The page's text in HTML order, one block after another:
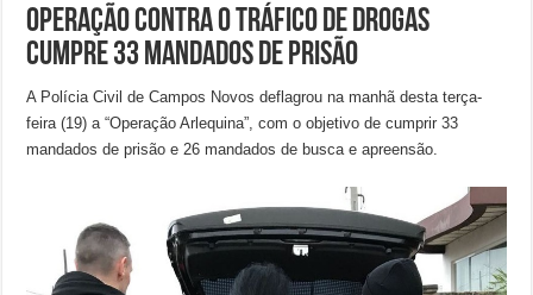
Operação contra o tráfico de drogas
cumpre 33 mandados de prisão
A Polícia Civil de Campos Novos deflagrou na manhã desta terça-
feira (19) a “Operação Arlequina”, com o objetivo de cumprir 33
mandados de prisão e 26 mandados de busca e apreensão.